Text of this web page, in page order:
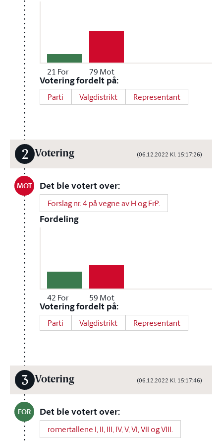
21 For 79 Mot
Votering fordelt på:
Parti Valgdistrikt Representant
2 Votering (06.12.2022 Kl. 15:17:26)
MOT Det ble votert over:
Forslag nr. 4 på vegne av H og FrP.
Fordeling
42 For 59 Mot
Votering fordelt på:
Parti Valgdistrikt Representant
3 Votering (06.12.2022 Kl. 15:17:46)
FOR Det ble votert over:
romertallene I, II, III, IV, V, VI, VII og VIII.